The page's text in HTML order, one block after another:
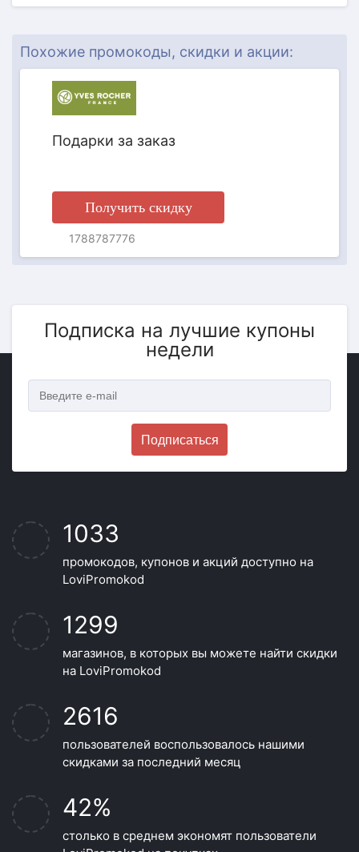
Похожие промокоды, скидки и акции:
АКЦИЯ
Подарки за заказ
Получить скидку
1788787776
Подписка на лучшие купоны
недели
Подписаться
1033
промокодов, купонов и акций доступно на
LoviPromokod
1299
магазинов, в которых вы можете найти скидки
на LoviPromokod
2616
пользователей воспользовалось нашими
скидками за последний месяц
42%
столько в среднем экономят пользователи